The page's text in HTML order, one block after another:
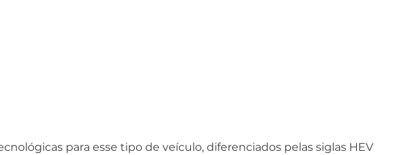
para esse tipo de veículo, diferenciados pelas siglas HEV